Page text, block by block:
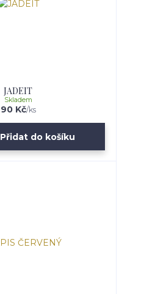
JADEIT
90 Kč/ks
Skladem
Přidat do košíku